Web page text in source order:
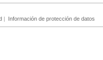
| Información de protección de datos